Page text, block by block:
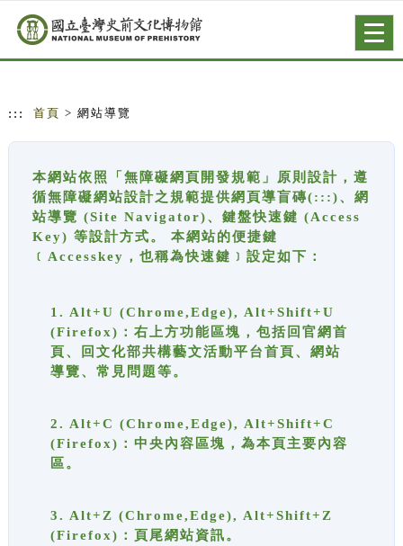
跳到主要內容
網站導覽
::: 首頁 > 網站導覽
本網站依照「無障礙網頁開發規範」原則設計，遵
循無障礙網站設計之規範提供網頁導盲磚(:::)、網
站導覽 (Site Navigator)、鍵盤快速鍵 (Access
Key) 等設計方式。 本網站的便捷鍵
﹝Accesskey，也稱為快速鍵﹞設定如下：
1. Alt+U (Chrome,Edge), Alt+Shift+U
(Firefox)：右上方功能區塊，包括回官網首
頁、回文化部共構藝文活動平台首頁、網站
導覽、常見問題等。
2. Alt+C (Chrome,Edge), Alt+Shift+C
(Firefox)：中央內容區塊，為本頁主要內容
區。
3. Alt+Z (Chrome,Edge), Alt+Shift+Z
(Firefox)：頁尾網站資訊。